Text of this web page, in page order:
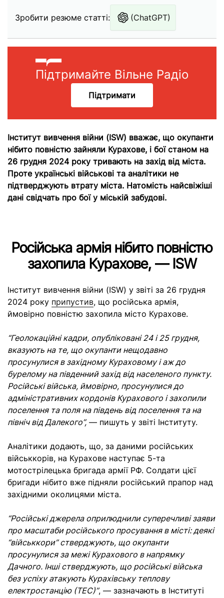
Зробити резюме статті: (ChatGPT)
Підтримайте Вільне Радіо
Підтримати
Інститут вивчення війни (ISW) вважає, що окупанти
нібито повністю зайняли Курахове, і бої станом на
26 грудня 2024 року тривають на захід від міста.
Проте українські військові та аналітики не
підтверджують втрату міста. Натомість найсвіжіші
дані свідчать про бої у міській забудові.
Російська армія нібито повністю
захопила Курахове, — ISW
Інститут вивчення війни (ISW) у звіті за 26 грудня
2024 року припустив, що російська армія,
ймовірно повністю захопила місто Курахове.
“Геолокаційні кадри, опубліковані 24 і 25 грудня,
вказують на те, що окупанти нещодавно
просунулися в західному Кураховому і аж до
бурелому на південний захід від населеного пункту.
Російські війська, ймовірно, просунулися до
адміністративних кордонів Курахового і захопили
поселення та поля на південь від поселення та на
північ від Далекого”, — пишуть у звіті Інституту.
Аналітики додають, що, за даними російських
військкорів, на Курахове наступає 5-та
мотострілецька бригада армії РФ. Солдати цієї
бригади нібито вже підняли російський прапор над
західними околицями міста.
“Російські джерела оприлюднили суперечливі заяви
про масштаби російського просування в місті: деякі
“військкори” стверджують, що окупанти
просунулися за межі Курахового в напрямку
Дачного. Інші стверджують, що російські війська
без успіху атакують Курахівську теплову
електростанцію (ТЕС)”, — зазначають в Інституті